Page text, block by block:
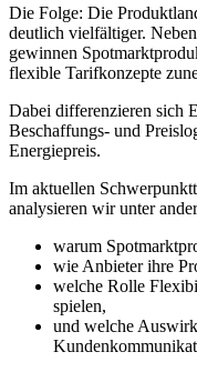
Die Folge: Die
deutlich vielfältiger.
gewinnen
flexible Tarifkonzepte
Dabei differenzieren sich
Beschaffungs- und
Energiepreis.
Im aktuellen
analysieren wir unter
warum
wie Anbieter ihre
welche Rolle
spielen,
und welche